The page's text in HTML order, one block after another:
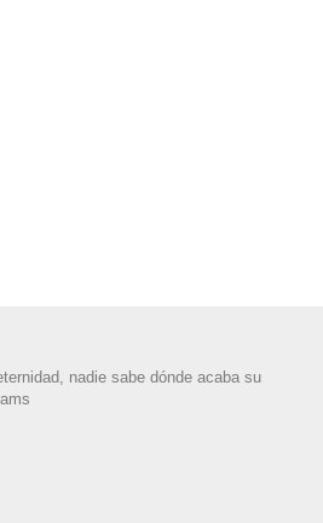
nadie sabe dónde acaba su